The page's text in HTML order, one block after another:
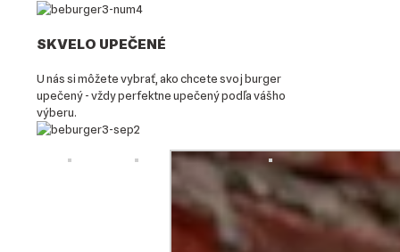
SKVELO UPEČENÉ
U nás si môžete vybrať, ako chcete svoj burger
upečený - vždy perfektne upečený podľa vášho
výberu.